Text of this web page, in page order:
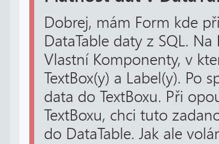
Dobrej, mám Form kde
DataTable daty z SQL.
Vlastní Komponenty, v
TextBox(y) a Label(y). Po
data do TextBoxu. Při
TextBoxu, chci tuto
do DataTable. Jak ale